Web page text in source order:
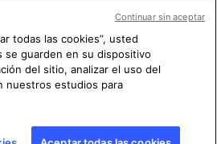
de este sitio, en su totalidad o en
con la AFP, está estrictamente
en cada verificación se
tanto en cuanto son necesarios para
la verificación en cuestión. La AFP
los autores ni sobre los
de estos contenidos de terceras
todas las cookies”, usted
se guarden en su dispositivo
del sitio, analizar el uso del
nuestros estudios para
Continuar sin aceptar